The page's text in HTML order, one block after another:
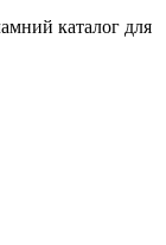
каталог для